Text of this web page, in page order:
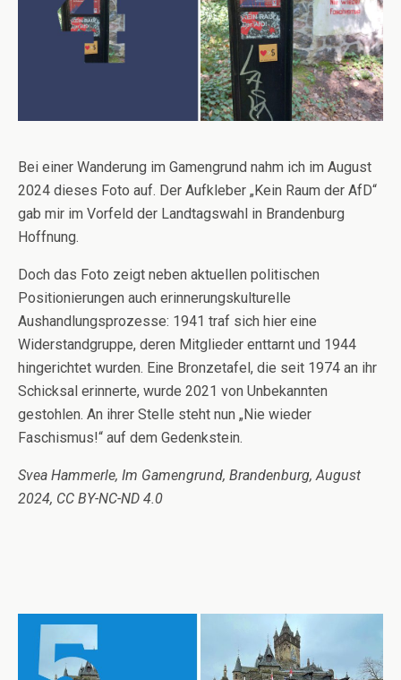
Bei einer Wanderung im Gamengrund nahm ich im August
2024 dieses Foto auf. Der Aufkleber „Kein Raum der AfD“
gab mir im Vorfeld der Landtagswahl in Brandenburg
Hoffnung.
Doch das Foto zeigt neben aktuellen politischen
Positionierungen auch erinnerungskulturelle
Aushandlungsprozesse: 1941 traf sich hier eine
Widerstandgruppe, deren Mitglieder enttarnt und 1944
hingerichtet wurden. Eine Bronzetafel, die seit 1974 an ihr
Schicksal erinnerte, wurde 2021 von Unbekannten
gestohlen. An ihrer Stelle steht nun „Nie wieder
Faschismus!“ auf dem Gedenkstein.
Svea Hammerle, Im Gamengrund, Brandenburg, August
2024, CC BY-NC-ND 4.0